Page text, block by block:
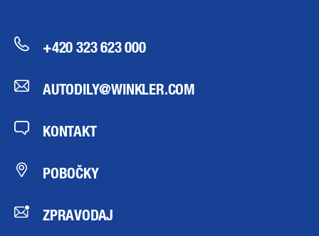
+420 323 623 000
AUTODILY@WINKLER.COM
KONTAKT
POBOČKY
ZPRAVODAJ